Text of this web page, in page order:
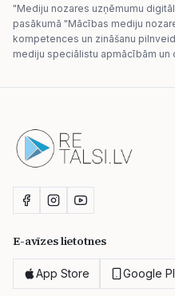
"Mediju nozares uzņēmumu
pasākumā "Mācības mediju
kompetences un zināšanu
mediju speciālistu apmācībām
E-avīzes lietotnes
App Store Google